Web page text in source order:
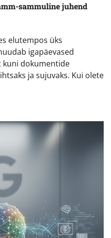
sammuline juhend
elutempos üks
igapäevased
kuni dokumentide
ja sujuvaks. Kui olete